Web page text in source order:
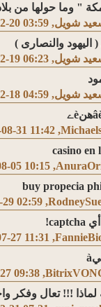
" وما حولها من
شويل‏, 2019-12-20 03:59 PM
اليهود والنصارى )
شويل‏, 2019-12-19 06:23 PM
شويل‏, 2019-12-18 04:59 PM
‏, 2019-08-31 11:42 AM
casino en
‏, 2019-08-05 10:15 AM
buy propecia
‏, 2019-07-29 02:59 AM
‏, 2019-07-27 11:31 PM
‏, 2019-07-27 09:38 PM
لماذا !!! تعال وفكر